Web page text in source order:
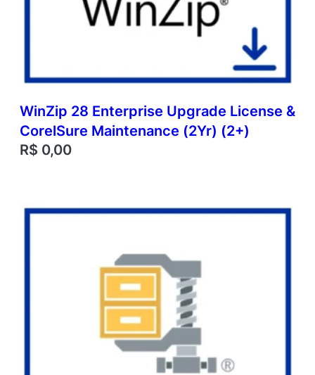
WinZip 28 Enterprise Upgrade License &
CorelSure Maintenance (2Yr) (2+)
R$ 0,00